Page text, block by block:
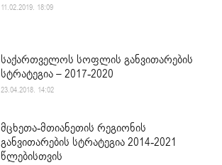
11.02.2019. 18:09
საქართველოს სოფლის განვითარების
სტრატეგია – 2017-2020
23.04.2018. 14:02
მცხეთა-მთიანეთის რეგიონის
განვითარების სტრატეგია 2014-2021
წლებისთვის